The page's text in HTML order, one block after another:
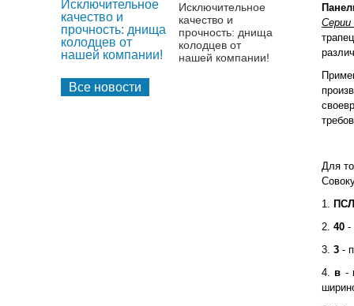
Исключительное
качество и
прочность: днища
колодцев от
нашей компании!
Все новости
Для
1. ПСЛ
2. 40 -
3. 3 -
4.в -